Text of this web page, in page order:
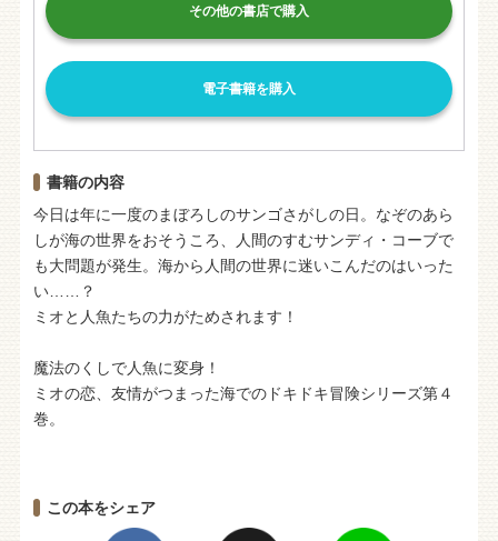
その他の書店で購入
電子書籍を購入
書籍の内容
今日は年に一度のまぼろしのサンゴさがしの日。なぞのあら
しが海の世界をおそうころ、人間のすむサンディ・コーブで
も大問題が発生。海から人間の世界に迷いこんだのはいった
い……？
ミオと人魚たちの力がためされます！
魔法のくしで人魚に変身！
ミオの恋、友情がつまった海でのドキドキ冒険シリーズ第４
巻。
この本をシェア